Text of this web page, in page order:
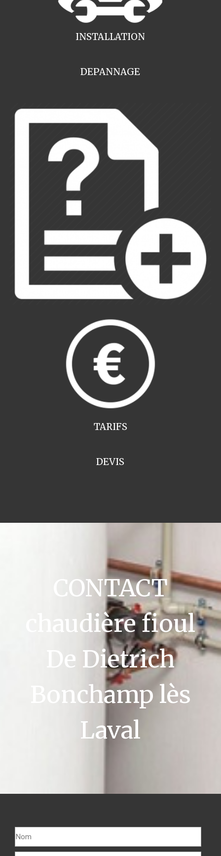
INSTALLATION
DEPANNAGE
TARIFS
DEVIS
CONTACT
chaudière fioul
De Dietrich
Bonchamp lès
Laval